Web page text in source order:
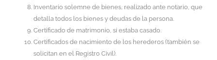
Inventario solemne de bienes, realizado ante notario, que
detalla todos los bienes y deudas de la persona.
Certificado de matrimonio, si estaba casado.
Certificados de nacimiento de los herederos (también se
solicitan en el Registro Civil).